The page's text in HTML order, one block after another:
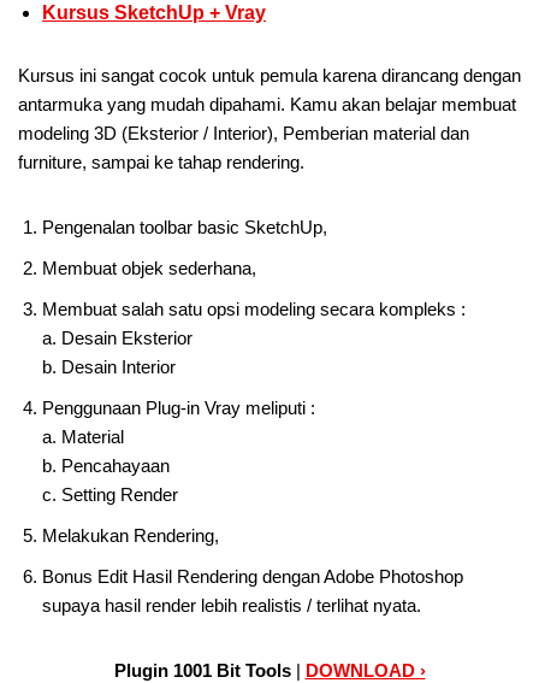
Kursus SketchUp + Vray
Kursus ini sangat cocok untuk pemula karena dirancang dengan
antarmuka yang mudah dipahami. Kamu akan belajar membuat
modeling 3D (Eksterior / Interior), Pemberian material dan
furniture, sampai ke tahap rendering.
Pengenalan toolbar basic SketchUp,
Membuat objek sederhana,
Membuat salah satu opsi modeling secara kompleks :
a. Desain Eksterior
b. Desain Interior
Penggunaan Plug-in Vray meliputi :
a. Material
b. Pencahayaan
c. Setting Render
Melakukan Rendering,
Bonus Edit Hasil Rendering dengan Adobe Photoshop
supaya hasil render lebih realistis / terlihat nyata.
Plugin 1001 Bit Tools | DOWNLOAD ›